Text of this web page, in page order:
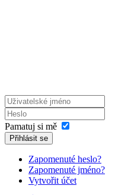
Pamatuj si mě
Přihlásit se
Zapomenuté heslo?
Zapomenuté jméno?
Vytvořit účet